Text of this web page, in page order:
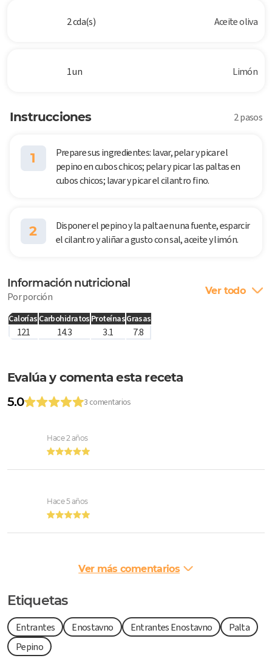
2 cda(s) Aceite oliva
1 un Limón
Instrucciones 2 pasos
1
Prepare sus ingredientes: lavar, pelar y picar el
pepino en cubos chicos; pelar y picar las paltas en
cubos chicos; lavar y picar el cilantro fino.
2
Disponer el pepino y la palta en una fuente, esparcir
el cilantro y aliñar a gusto con sal, aceite y limón.
Información nutricional
Por porción Ver todo
Calorías Carbohidratos ProteínasGrasas
121 14.3 3.1 7.8
Evalúa y comenta esta receta
5.0
3 comentarios
Hace 2 años
Hace 5 años
Ver más comentarios
Etiquetas
Entrantes Enostavno Entrantes Enostavno
Palta
Pepino